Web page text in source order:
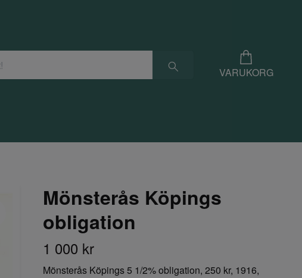
VARUKORG
Mönsterås Köpings
obligation
1 000 kr
Mönsterås Köpings 5 1/2% obligation, 250 kr, 1916,